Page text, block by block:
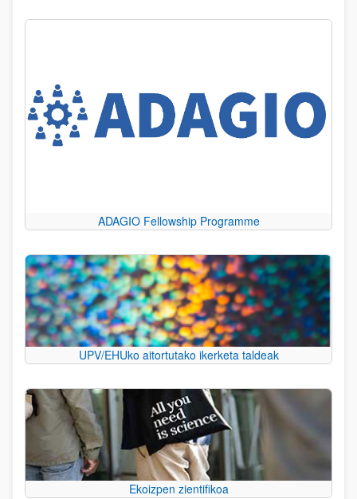
ADAGIO Fellowship Programme
UPV/EHUko aitortutako ikerketa taldeak
Ekoizpen zientifikoa